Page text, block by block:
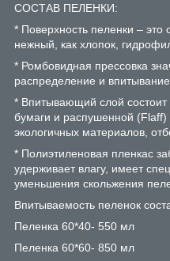
СОСТАВ ПЕЛЕНКИ:
* Поверхность пеленки –
нежный, как хлопок,
* Ромбовидная прессовка
распределение и впитывание
* Впитывающий слой состоит
бумаги и распушенной
экологичных материалов,
* Полиэтиленовая пленкас
удерживает влагу, имеет
уменьшения скольжения
Впитываемость пеленок
Пеленка 60*40- 550 мл
Пеленка 60*60- 850 мл